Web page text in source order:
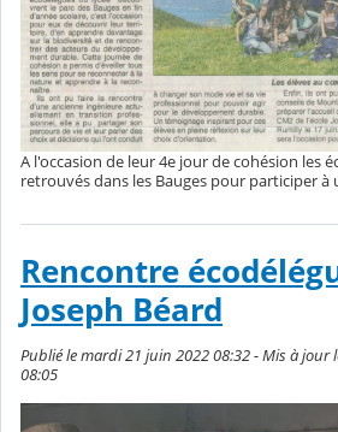
A l'occasion de leur 4e jour de cohésion les
retrouvés dans les Bauges pour participer
Rencontre
Joseph Béard
Publié le mardi 21 juin 2022 08:32 - Mis à jour
08:05